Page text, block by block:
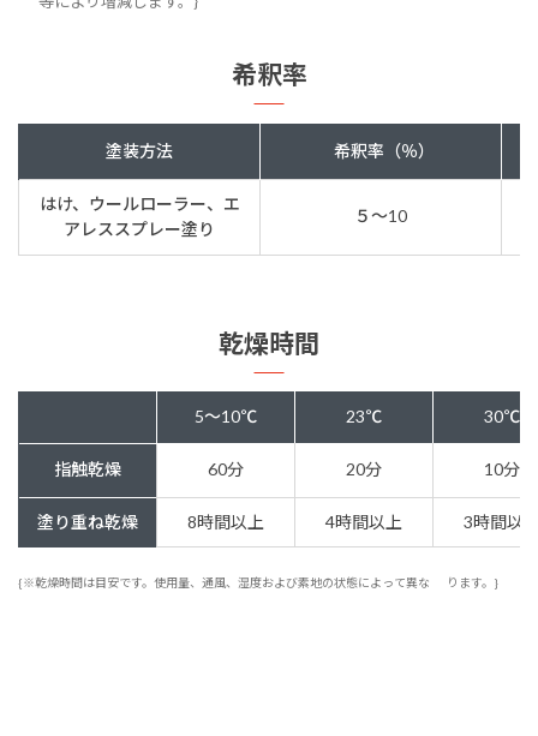
希釈率
塗装方法 希釈率（％）
はけ、ウールローラー、エ
アレススプレー塗り
５～10
乾燥時間
5～10℃ 23℃ 30℃
指触乾燥 60分 20分 10分
塗り重ね乾燥 8時間以上 4時間以上 3時間以
{※乾燥時間は目安です。使用量、通風、湿度および素地の状態によって異な ります。}